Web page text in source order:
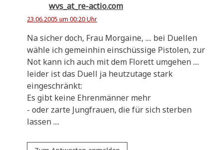
wvs_at_re-actio.com
23.06.2005 um 00:20 Uhr
Na sicher doch, Frau Mor­gai­ne, .... bei Duel­len
wäh­le ich gemein­hin ein­schüs­si­ge Pisto­len, zur
Not kann ich auch mit dem Flo­rett umgehen ....
lei­der ist das Duell ja heut­zu­ta­ge stark
eingeschränkt:
Es gibt kei­ne Ehren­män­ner mehr
- oder zar­te Jung­frau­en, die für sich ster­ben
lassen ....